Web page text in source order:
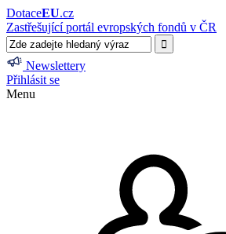
DotaceEU.cz
Zastřešující portál evropských fondů v ČR
Newslettery
Přihlásit se
Menu